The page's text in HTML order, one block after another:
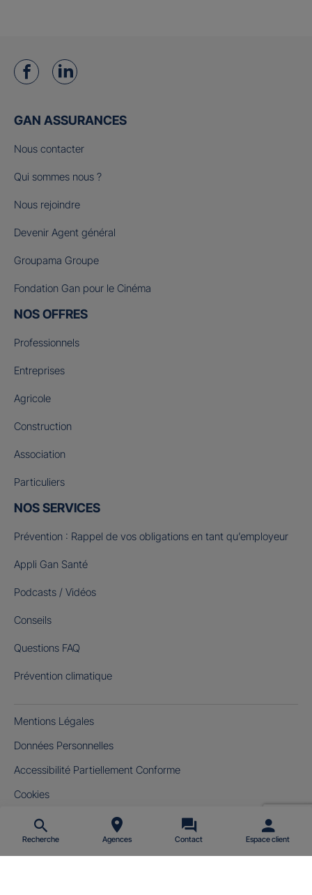
Recherche Agences Contact Espace client
GAN ASSURANCES
Nous contacter
Qui sommes nous ?
Nous rejoindre
Devenir Agent général
Groupama Groupe
Fondation Gan pour le Cinéma
NOS OFFRES
Professionnels
Entreprises
Agricole
Construction
Association
Particuliers
NOS SERVICES
Prévention : Rappel de vos obligations en tant qu’employeur
Appli Gan Santé
Podcasts / Vidéos
Conseils
Questions FAQ
Prévention climatique
Mentions Légales
Données Personnelles
Accessibilité Partiellement Conforme
Cookies
Gérer mes cookies